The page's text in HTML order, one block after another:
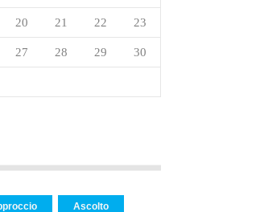
20 21 22 23
27 28 29 30
Ascolto